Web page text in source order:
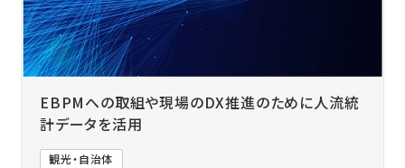
EBPMへの取組や現場のDX推進のために人流統
計データを活用
観光・自治体